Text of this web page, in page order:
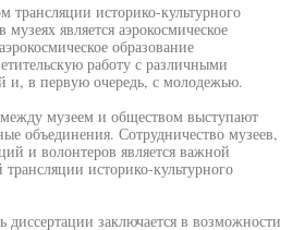
историко-культурного
является аэрокосмическое
образование
работу с различными
и, в первую очередь, с молодежью.
между музеем и обществом выступают
объединения. Сотрудничество музеев,
и волонтеров является важной
историко-культурного
диссертации заключается в возможности